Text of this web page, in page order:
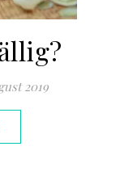
2019